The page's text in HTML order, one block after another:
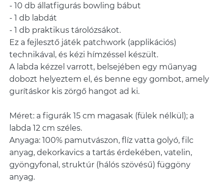
- 10 db állatfigurás bowling bábut
- 1 db labdát
- 1 db praktikus tárolózsákot.
Ez a fejlesztő játék patchwork (applikációs)
technikával, és kézi hímzéssel készült.
A labda kézzel varrott, belsejében egy műanyag
dobozt helyeztem el, és benne egy gombot, amely
gurításkor kis zörgő hangot ad ki.
Méret: a figurák 15 cm magasak (fülek nélkül); a
labda 12 cm széles.
Anyaga: 100% pamutvászon, flíz vatta golyó, filc
anyag, dekorkavics a tartás érdekében, vatelin,
gyöngyfonal, struktúr (hálós szövésű) függöny
anyag.